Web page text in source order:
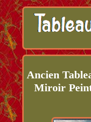
Ancien
Miroir